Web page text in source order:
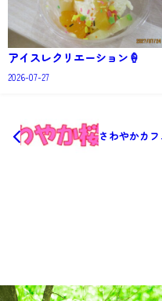
アイスレクリエーション🍦
2026-07-27
さわやかカフ